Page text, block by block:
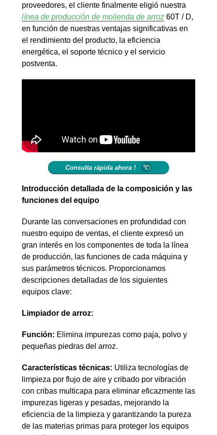
proveedores, el cliente finalmente eligió nuestra
línea de producción de molienda de arroz60T / D,
en función de nuestras ventajas significativas en
el rendimiento del producto, la eficiencia
energética, el soporte técnico y el servicio
postventa.
Consulta rápida ahora !
Introducción detallada de la composición y las
funciones del equipo
Durante las conversaciones en profundidad con
nuestro equipo de ventas, el cliente expresó un
gran interés en los componentes de toda la línea
de producción, las funciones de cada máquina y
sus parámetros técnicos. Proporcionamos
descripciones detalladas de los siguientes
equipos clave:
Limpiador de arroz:
Función: Elimina impurezas como paja, polvo y
pequeñas piedras del arroz.
Características técnicas: Utiliza tecnologías de
limpieza por flujo de aire y cribado por vibración
con cribas multicapa para eliminar eficazmente las
impurezas ligeras y pesadas, mejorando la
eficiencia de la limpieza y garantizando la pureza
de las materias primas para proteger los equipos